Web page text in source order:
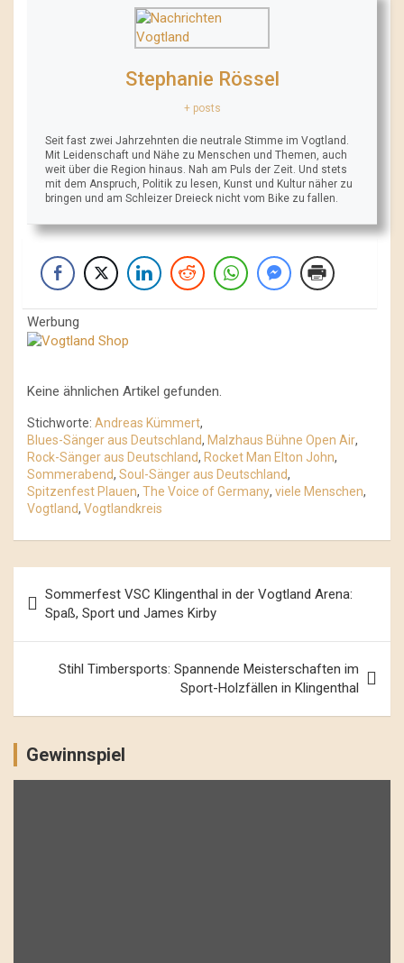
Stephanie Rössel
+ posts
Seit fast zwei Jahrzehnten die neutrale Stimme im Vogtland.
Mit Leidenschaft und Nähe zu Menschen und Themen, auch
weit über die Region hinaus. Nah am Puls der Zeit. Und stets
mit dem Anspruch, Politik zu lesen, Kunst und Kultur näher zu
bringen und am Schleizer Dreieck nicht vom Bike zu fallen.
Werbung
Keine ähnlichen Artikel gefunden.
Stichworte: Andreas Kümmert,
Blues-Sänger aus Deutschland, Malzhaus Bühne Open Air,
Rock-Sänger aus Deutschland, Rocket Man Elton John,
Sommerabend, Soul-Sänger aus Deutschland,
Spitzenfest Plauen, The Voice of Germany, viele Menschen,
Vogtland, Vogtlandkreis
Navigation
Sommerfest VSC Klingenthal in der Vogtland Arena:
Spaß, Sport und James Kirby
Stihl Timbersports: Spannende Meisterschaften im
Sport-Holzfällen in Klingenthal
Gewinnspiel